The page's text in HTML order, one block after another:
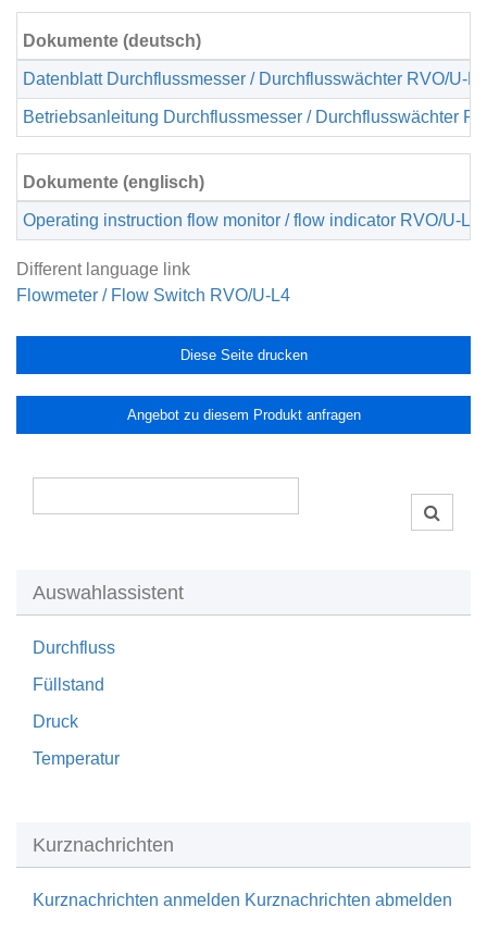
Dokumente (deutsch)
Datenblatt Durchflussmesser / Durchflusswächter RVO/U-L4
Betriebsanleitung Durchflussmesser / Durchflusswächter
Dokumente (englisch)
Operating instruction flow monitor / flow indicator RVO/U-L
Different language link
Flowmeter / Flow Switch RVO/U-L4
Diese Seite drucken
Angebot zu diesem Produkt anfragen
Auswahlassistent
Durchfluss
Füllstand
Druck
Temperatur
Kurznachrichten
Kurznachrichten anmelden Kurznachrichten abmelden